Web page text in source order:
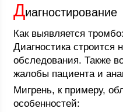
Диагностирование
Как выявляется
Диагностика строится
обследования. Также
жалобы пациента и
Мигрень, к примеру,
особенностей: